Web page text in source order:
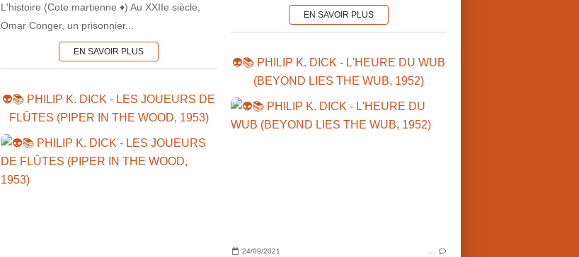
EN SAVOIR PLUS
L'histoire (Cote martienne ♦) Au XXIIe siècle,
Omar Conger, un prisonnier...
EN SAVOIR PLUS
👽📚 PHILIP K. DICK - L'HEURE DU WUB
(BEYOND LIES THE WUB, 1952)
24/09/2021
👽📚 PHILIP K. DICK - LES JOUEURS DE
FLÛTES (PIPER IN THE WOOD, 1953)